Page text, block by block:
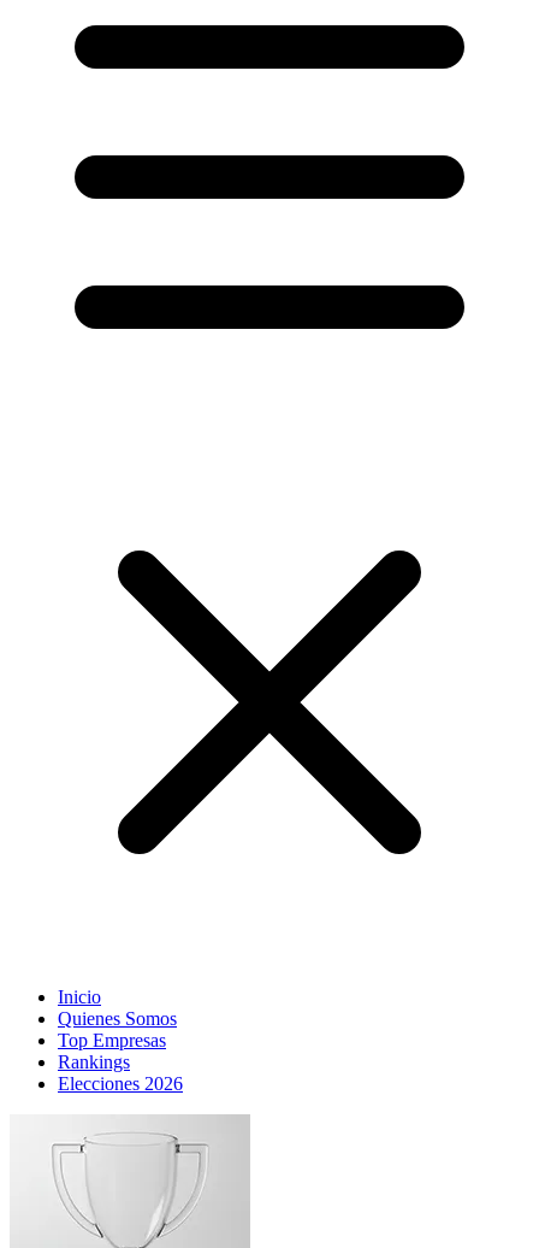
Inicio
Quienes Somos
Top Empresas
Rankings
Elecciones 2026